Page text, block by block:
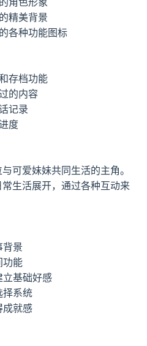
精美背景
各种功能图标
存档功能
的内容
记录
度
可爱妹妹共同生活的主角。
生活展开，通过各种互动来
背景
功能
基础好感
择系统
成就感